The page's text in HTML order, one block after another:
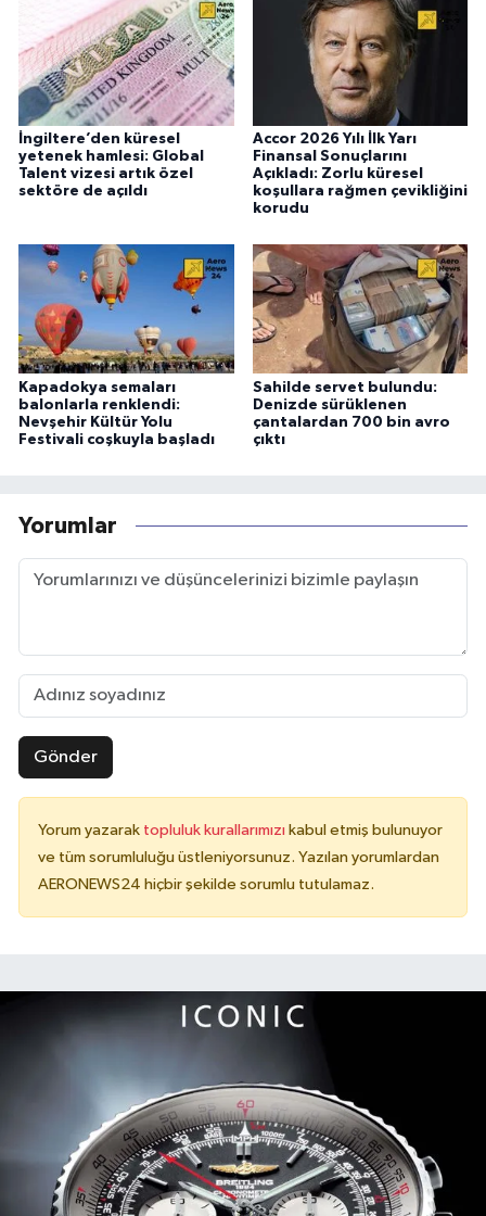
İngiltere’den küresel
yetenek hamlesi: Global
Talent vizesi artık özel
sektöre de açıldı
Accor 2026 Yılı İlk Yarı
Finansal Sonuçlarını
Açıkladı: Zorlu küresel
koşullara rağmen çevikliğini
korudu
Kapadokya semaları
balonlarla renklendi:
Nevşehir Kültür Yolu
Festivali coşkuyla başladı
Sahilde servet bulundu:
Denizde sürüklenen
çantalardan 700 bin avro
çıktı
Yorumlar
Gönder
Yorum yazarak topluluk kurallarımızı kabul etmiş bulunuyor
ve tüm sorumluluğu üstleniyorsunuz. Yazılan yorumlardan
AERONEWS24 hiçbir şekilde sorumlu tutulamaz.